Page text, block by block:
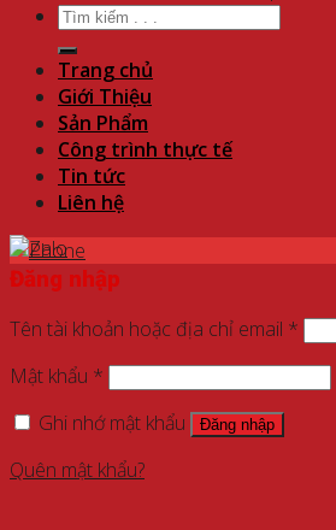
Tìm
kiếm:
Trang chủ
Giới Thiệu
Sản Phẩm
Công trình thực tế
Tin tức
Liên hệ
Đăng nhập
Tên tài khoản hoặc địa chỉ email *
Mật khẩu *
Ghi nhớ mật khẩu
Đăng nhập
Quên mật khẩu?